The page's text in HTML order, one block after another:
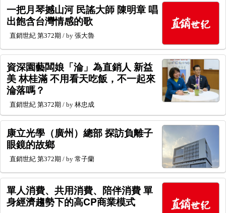
一把月琴撼山河 民謠大師 陳明章 唱
出飽含台灣情感的歌
直銷世紀 第372期 / by 張大魯
資深園藝闆娘「淪」為直銷人 新益
美 林桂滿 不用看天吃飯，不一起來
淪落嗎？
直銷世紀 第372期 / by 林忠成
康立光學（廣州）總部 探訪負離子
眼鏡的故鄉
直銷世紀 第372期 / by 常子蘭
單人消費、共用消費、陪伴消費 單
身經濟趨勢下的高CP商業模式